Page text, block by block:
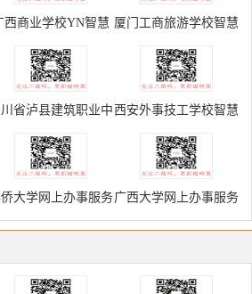
西商业学校YN智慧
校园登录
厦门工商旅游学校智慧
校园网上办事大厅
川省泸县建筑职业中
学校YN智慧校园登
西安外事技工学校智慧
校园登录
大学网上办事服务
大厅
广西大学网上办事服务
大厅